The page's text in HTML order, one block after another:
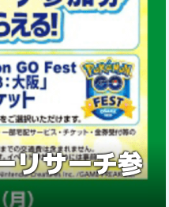
リサーチ参